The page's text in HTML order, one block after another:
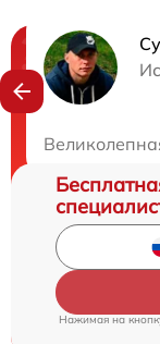
Нужна
Нажимая на